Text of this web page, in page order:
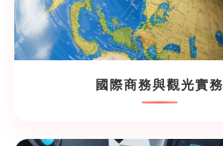
國際商務與觀光實務